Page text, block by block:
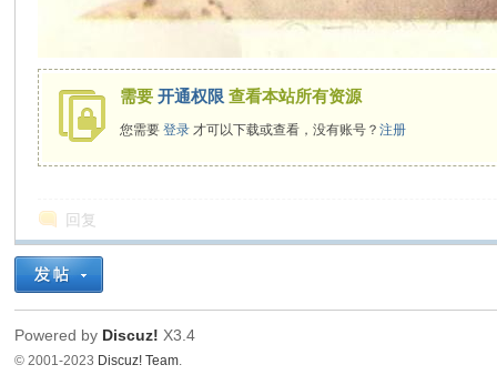
需要开通权限 查看本站所有资源
您需要登录 才可以下载或查看，没有账号？注册
回复
Powered by Discuz! X3.4
© 2001-2023 Discuz! Team